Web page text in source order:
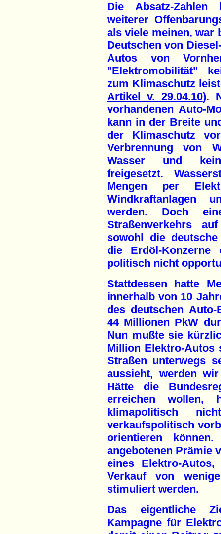
Die Absatz-
weiterer
als viele meinen, war
Deutschen von
Autos von
"Elektromobilität"
zum Klimaschutz
Artikel v. 29.04.10).
vorhandenen Auto-
kann in der Breite
der Klimaschutz
Verbrennung von
Wasser und
freigesetzt.
Mengen per
Windkraftanlagen
werden. Doch
Straßenverkehrs
sowohl die
die Erdöl-
politisch nicht
Stattdessen hatte
innerhalb von 10
des deutschen
44 Millionen PkW
Nun mußte sie
Million Elektro-Autos
Straßen unterwegs
aussieht, werden
Hätte die
erreichen
klimapolitisch
verkaufspolitisch
orientieren
angebotenen Prämie
eines Elektro-
Verkauf von
stimuliert werden.
Das eigentliche
Kampagne für